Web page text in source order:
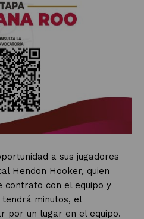
a sus jugadores
Hendon Hooker, quien
contrato con el equipo y
minutos, el
por un lugar en el equipo.